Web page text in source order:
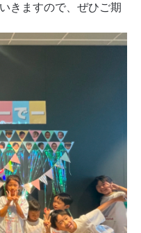
きますので、ぜひご期